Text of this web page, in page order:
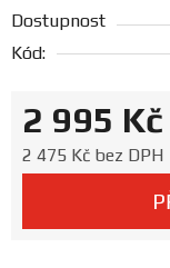
katalogy
Dostupnost
Kód:
2 995 Kč
2 475 Kč bez DPH